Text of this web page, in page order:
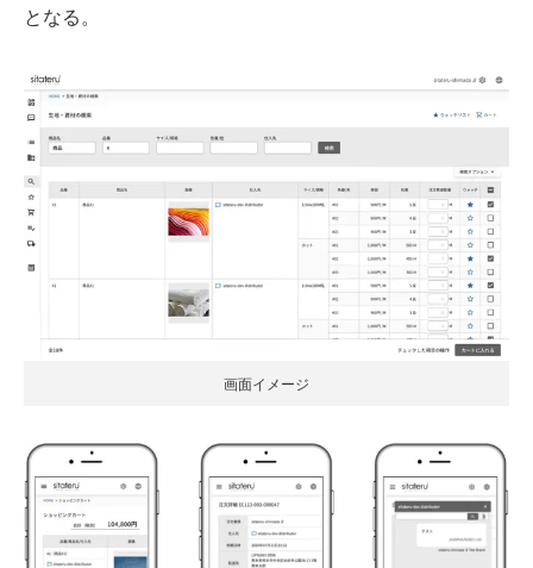
となる。
画面イメージ